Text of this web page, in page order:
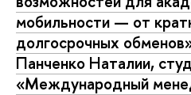
мобильности — от
долгосрочных
Панченко Наталии,
«Международный